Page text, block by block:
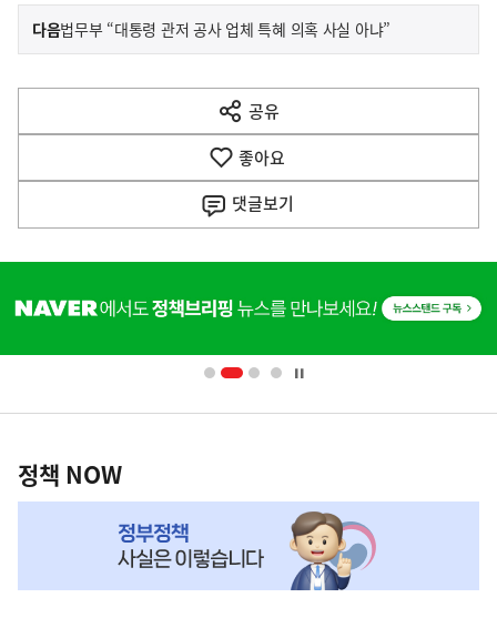
이
전
다
음
다음기
사
법무부 “대통령 관저 공사 업체 특혜 의혹 사실 아냐”
공유
열
기
좋아요
댓글보기
단
영
책
NOW,
정책 NOW